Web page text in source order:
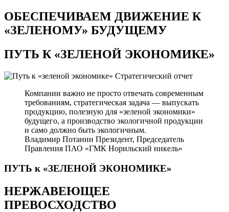
ОБЕСПЕЧИВАЕМ ДВИЖЕНИЕ К
«ЗЕЛЕНОМУ» БУДУЩЕМУ
ПУТЬ К«ЗЕЛЕНОЙ ЭКОНОМИКЕ»
Стратегический отчет
Компании важно не просто отвечать современным
требованиям, стратегическая задача — выпускать
продукцию, полезную для «зеленой экономики»
будущего, а производство экологичной продукции
и само должно быть экологичным.
Владимир Потанин Президент, Председатель
Правления ПАО «ГМК Норильский никель»
ПУТЬ к «ЗЕЛЕНОЙ ЭКОНОМИКЕ»
НЕРЖАВЕЮЩЕЕ
ПРЕВОСХОДСТВО